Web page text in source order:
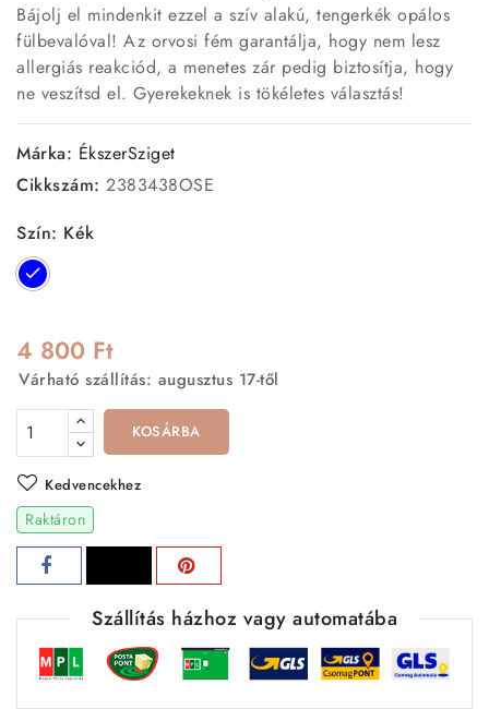
Bájolj el mindenkit ezzel a szív alakú, tengerkék opálos
fülbevalóval! Az orvosi fém garantálja, hogy nem lesz
allergiás reakciód, a menetes zár pedig biztosítja, hogy
ne veszítsd el. Gyerekeknek is tökéletes választás!
Márka: ÉkszerSziget
Cikkszám: 2383438OSE
Szín: Kék
Kék
4 800 Ft
Várható szállítás: augusztus 17-től
KOSÁRBA
Kedvencekhez
Raktáron
Szállítás házhoz vagy automatába